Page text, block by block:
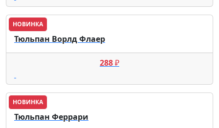
НОВИНКА
Тюльпан Ворлд Флаер
288₽
НОВИНКА
Тюльпан Феррари